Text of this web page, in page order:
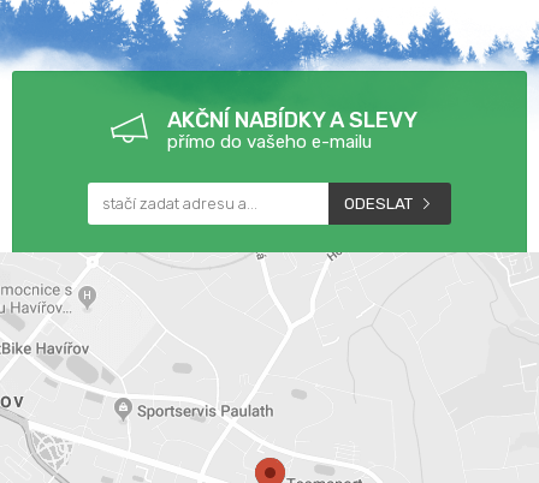
AKČNÍ NABÍDKY A SLEVY
přímo do vašeho e-mailu
ODESLAT